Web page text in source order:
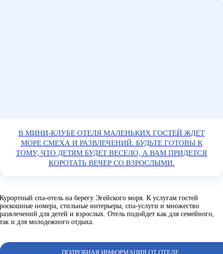
В МИНИ-КЛУБЕ ОТЕЛЯ МАЛЕНЬКИХ ГОСТЕЙ ЖДЕТ
МОРЕ СМЕХА И РАЗВЛЕЧЕНИЙ. БУДЬТЕ ГОТОВЫ К
ТОМУ, ЧТО ДЕТЯМ БУДЕТ ВЕСЕЛО, А ВАМ ПРИДЕТСЯ
КОРОТАТЬ ВЕЧЕР СО ВЗРОСЛЫМИ.
Курортный спа-отель на берегу Эгейского моря. К услугам гостей
роскошные номера, стильные интерьеры, спа-услуги и множество
развлечений для детей и взрослых. Отель подойдет как для семейного,
так и для молодежного отдыха.
ПОДРОБНАЯ ИНФОРМАЦИЯ ОТ ОТЕЛЕ